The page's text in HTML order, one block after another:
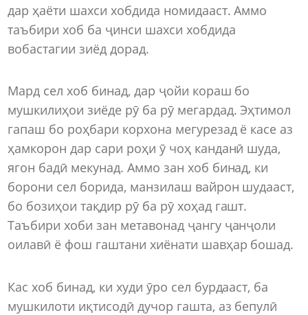
дар ҳаёти шахси хобдида номидааст. Аммо
таъбири хоб ба ҷинси шахси хобдида
вобастагии зиёд дорад.
Мард сел хоб бинад, дар ҷойи кораш бо
мушкилиҳои зиёде рӯ ба рӯ мегардад. Эҳтимол
гапаш бо роҳбари корхона мегурезад ё касе аз
ҳамкорон дар сари роҳи ӯ чоҳ канданӣ шуда,
ягон бадӣ мекунад. Аммо зан хоб бинад, ки
борони сел борида, манзилаш вайрон шудааст,
бо бозиҳои тақдир рӯ ба рӯ хоҳад гашт.
Таъбири хоби зан метавонад ҷангу ҷанҷоли
оилавӣ ё фош гаштани хиёнати шавҳар бошад.
Кас хоб бинад, ки худи ӯро сел бурдааст, ба
мушкилоти иқтисодӣ дучор гашта, аз бепулӣ